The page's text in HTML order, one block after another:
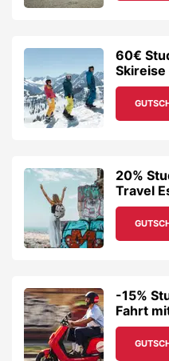
60€
20%
Travel
-15%
Fahrt